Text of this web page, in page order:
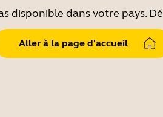
disponible dans votre pays.
Aller à la page d'accueil